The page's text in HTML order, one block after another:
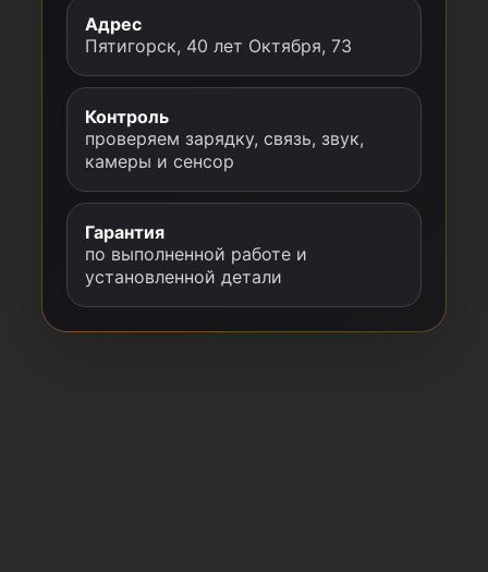
Адрес
Пятигорск, 40 лет Октября, 73
Контроль
проверяем зарядку, связь, звук,
камеры и сенсор
Гарантия
по выполненной работе и
установленной детали